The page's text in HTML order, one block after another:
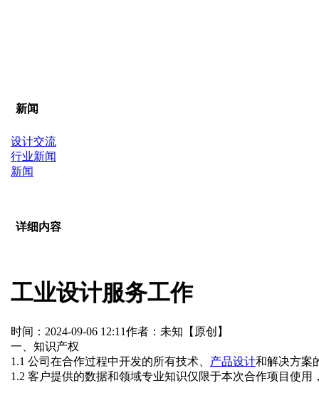
新闻
设计交流
行业新闻
新闻
详细内容
工业设计服务工作
时间：2024-09-06 12:11作者：未知 【原创】
一、知识产权
1.1 公司在合作过程中开发的所有技术、 产品设计和解决方案
1.2 客户提供的数据和领域专业知识仅限于本次合作项目使用